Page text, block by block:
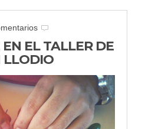
EL TALLER DE
LLODIO